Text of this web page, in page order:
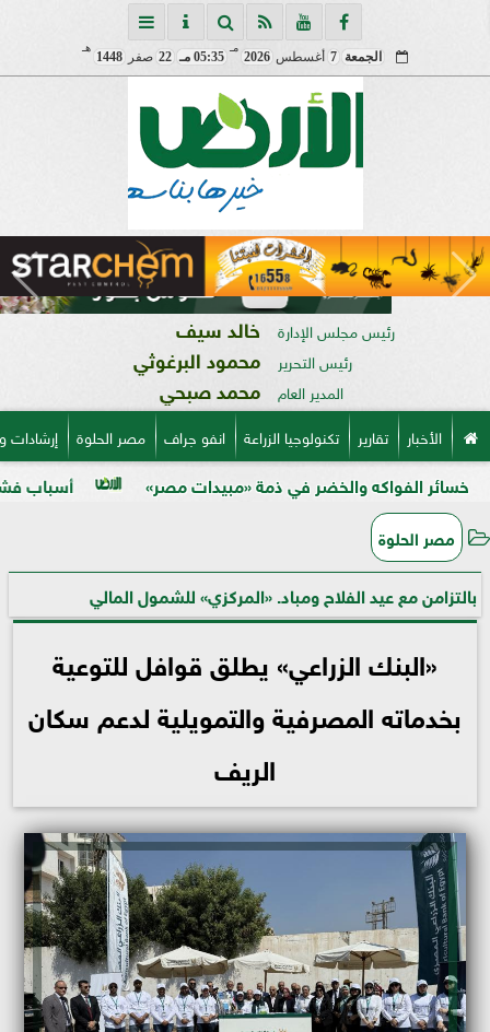
الجمعة 7 أغسطس 2026
مـ
05:35 مـ 22 صفر 1448
هـ
رئيس مجلس الإدارة خالد سيف
رئيس التحرير محمود البرغوثي
المدير العام محمد صبحي
الأخبار تقارير تكنولوجيا الزراعة انفو جراف مصر الحلوة
أسباب فشل تحجيم الخوخ في ذمة «مبيدات مصر»
مصر الحلوة
بالتزامن مع عيد الفلاح ومباد. «المركزي» للشمول المالي
«البنك الزراعي» يطلق قوافل للتوعية
بخدماته المصرفية والتمويلية لدعم سكان
الريف